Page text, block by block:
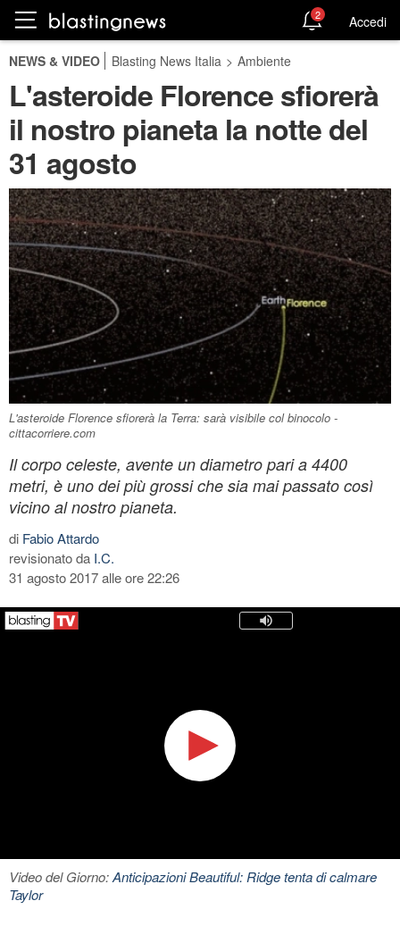
2 Accedi
NEWS & VIDEO Blasting News Italia > Ambiente
L'asteroide Florence sfiorerà
il nostro pianeta la notte del
31 agosto
L'asteroide Florence sfiorerà la Terra: sarà visibile col binocolo -
cittacorriere.com
Il corpo celeste, avente un diametro pari a 4400
metri, è uno dei più grossi che sia mai passato così
vicino al nostro pianeta.
di Fabio Attardo
revisionato da I.C.
31 agosto 2017 alle ore 22:26
Video del Giorno:Anticipazioni Beautiful: Ridge tenta di calmare
Taylor